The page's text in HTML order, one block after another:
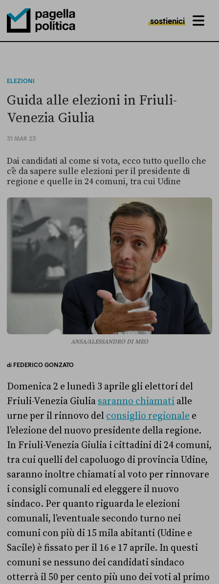
Pagella Politica Logo
sostienici MENU
ELEZIONI
Guida alle elezioni in Friuli-
Venezia Giulia
31 MAR 23
Dai candidati al come si vota, ecco tutto quello che
c’è da sapere sulle elezioni per il presidente di
regione e quelle in 24 comuni, tra cui Udine
ANSA/ALESSANDRO DI MEO
di FEDERICO GONZATO
Domenica 2 e lunedì 3 aprile gli elettori del
Friuli-Venezia Giulia saranno chiamati alle
urne per il rinnovo del consiglio regionale e
l’elezione del nuovo presidente della regione.
In Friuli-Venezia Giulia i cittadini di 24 comuni,
tra cui quelli del capoluogo di provincia Udine,
saranno inoltre chiamati al voto per rinnovare
i consigli comunali ed eleggere il nuovo
sindaco. Per quanto riguarda le elezioni
comunali, l’eventuale secondo turno nei
comuni con più di 15 mila abitanti (Udine e
Sacile) è fissato per il 16 e 17 aprile. In questi
comuni se nessuno dei candidati sindaco
otterrà il 50 per cento più uno dei voti al primo